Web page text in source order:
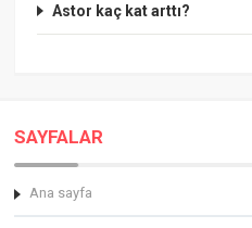
Astor kaç kat arttı?
SAYFALAR
Ana sayfa